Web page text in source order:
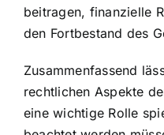
beitragen, finanzielle
den Fortbestand des
Zusammenfassend
rechtlichen Aspekte
eine wichtige Rolle